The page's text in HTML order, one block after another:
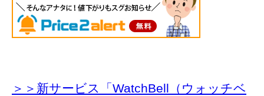
＞＞新サービス「WatchBell（ウォッチベ